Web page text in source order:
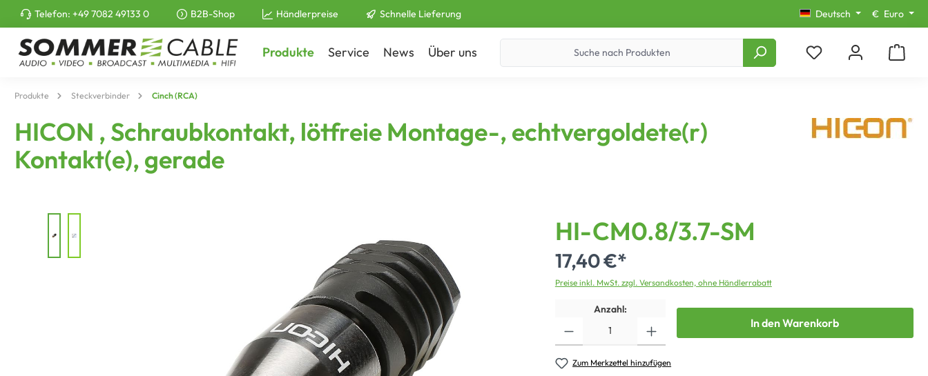
springen Zur Hauptnavigation springen
Telefon: +49 7082 49133 0 B2B-Shop Händlerpreise Schnelle Lieferung Deutsch € Euro
Produkte Service News Über uns
Produkte Steckverbinder Cinch (RCA)
HICON , Schraubkontakt, lötfreie Montage-, echtvergoldete(r)
Kontakt(e), gerade
HI-CM0.8/3.7-SM
17,40 €*
Preise inkl. MwSt. zzgl. Versandkosten, ohne Händlerrabatt
Anzahl:
In den Warenkorb
Zum Merkzettel hinzufügen